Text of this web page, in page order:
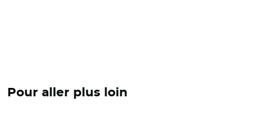
Pour aller plus loin